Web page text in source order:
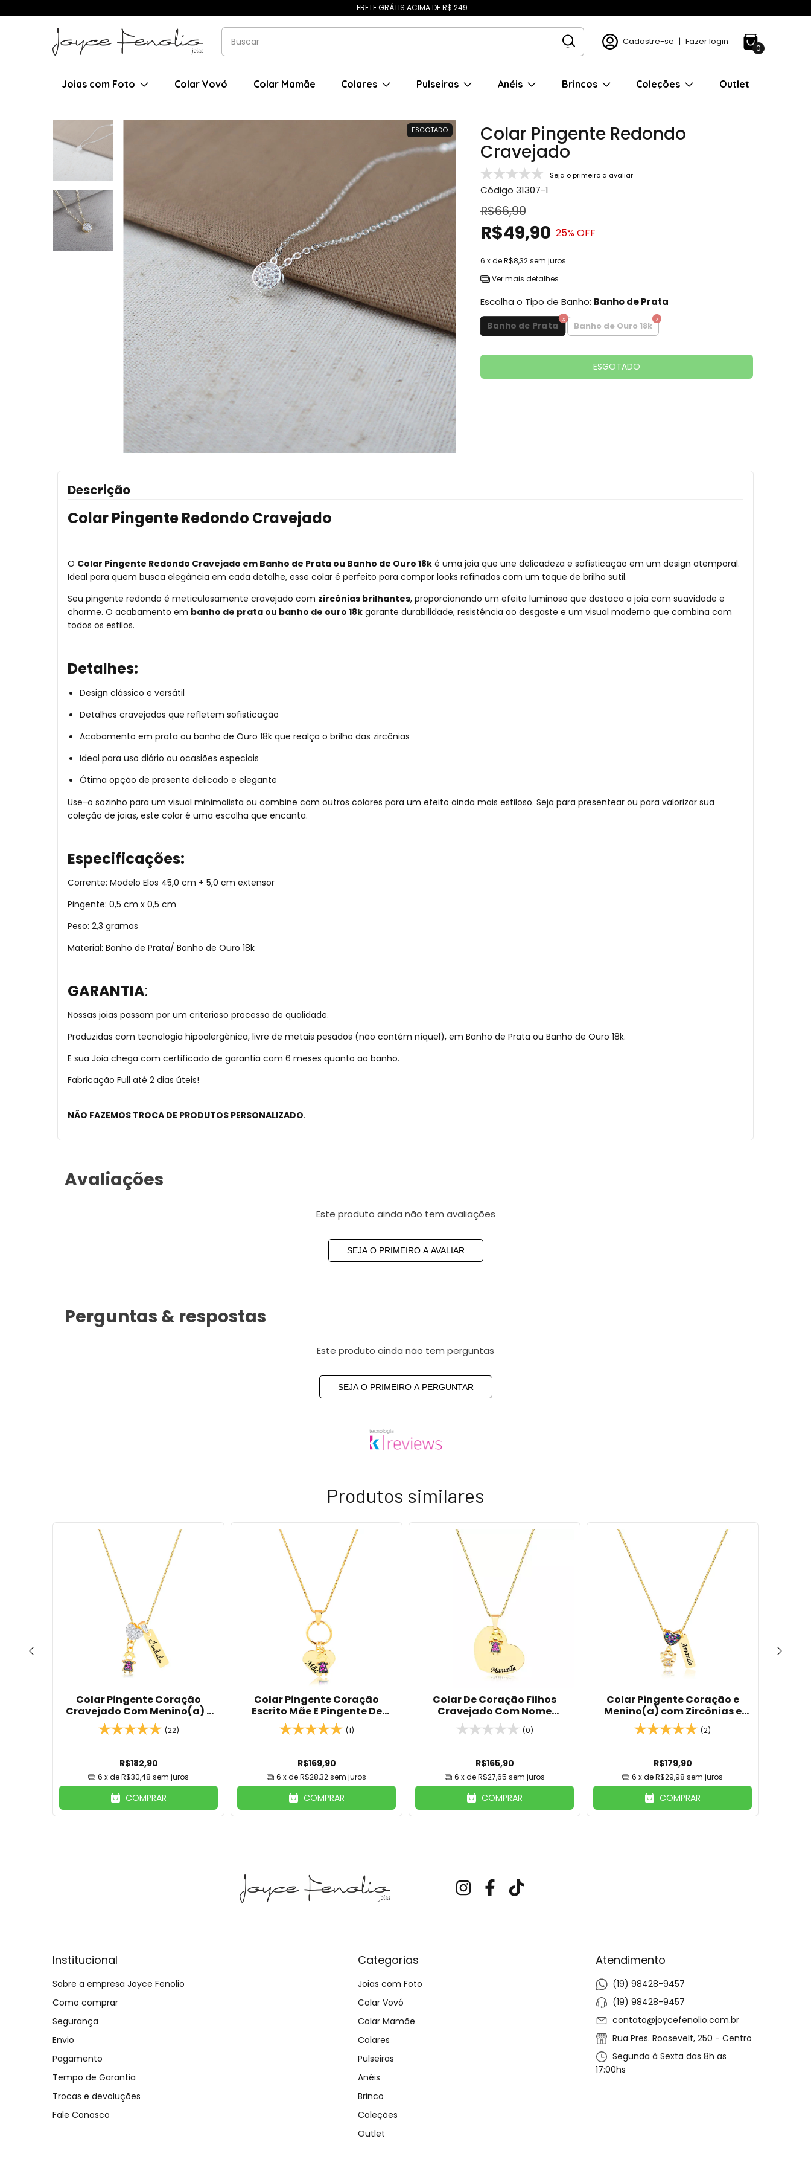
FRETE GRÁTIS ACIMA DE R$ 249
Cadastre-se | Fazer login
0
Joias com Foto Colar Vovó Colar Mamãe Colares Pulseiras Anéis Brincos Coleções Outlet
ESGOTADO Colar Pingente Redondo
Cravejado
Seja o primeiro a avaliar
Código 31307-1
R$66,90
R$49,90 25% OFF
6 x deR$8,32sem juros
Ver mais detalhes
Escolha o Tipo de Banho: Banho de Prata
Banho de Prata Banho de Ouro 18k
Descrição
Colar Pingente Redondo Cravejado
O Colar Pingente Redondo Cravejado em Banho de Prata ou Banho de Ouro 18k é uma joia que une delicadeza e sofisticação em um design atemporal.
Ideal para quem busca elegância em cada detalhe, esse colar é perfeito para compor looks refinados com um toque de brilho sutil.
Seu pingente redondo é meticulosamente cravejado com zircônias brilhantes, proporcionando um efeito luminoso que destaca a joia com suavidade e
charme. O acabamento em banho de prata ou banho de ouro 18k garante durabilidade, resistência ao desgaste e um visual moderno que combina com
todos os estilos.
Detalhes:
Design clássico e versátil
Detalhes cravejados que refletem sofisticação
Acabamento em prata ou banho de Ouro 18k que realça o brilho das zircônias
Ideal para uso diário ou ocasiões especiais
Ótima opção de presente delicado e elegante
Use-o sozinho para um visual minimalista ou combine com outros colares para um efeito ainda mais estiloso. Seja para presentear ou para valorizar sua
coleção de joias, este colar é uma escolha que encanta.
Especificações:
Corrente: Modelo Elos 45,0 cm + 5,0 cm extensor
Pingente: 0,5 cm x 0,5 cm
Peso: 2,3 gramas
Material: Banho de Prata/ Banho de Ouro 18k
GARANTIA:
Nossas joias passam por um criterioso processo de qualidade.
Produzidas com tecnologia hipoalergênica, livre de metais pesados (não contém níquel), em Banho de Prata ou Banho de Ouro 18k.
E sua Joia chega com certificado de garantia com 6 meses quanto ao banho.
Fabricação Full até 2 dias úteis!
NÃO FAZEMOS TROCA DE PRODUTOS PERSONALIZADO.
Avaliações
Este produto ainda não tem avaliações
SEJA O PRIMEIRO A AVALIAR
Perguntas & respostas
Este produto ainda não tem perguntas
SEJA O PRIMEIRO A PERGUNTAR
Produtos similares
Colar Pingente Coração
Cravejado Com Menino(a) E
Placa Com Nome Banhado Em
Ouro 18K (22)
R$182,90
6 x deR$30,48 sem juros
COMPRAR
Colar Pingente Coração
Escrito Mãe E Pingente De
Menino(a) Banhado Em Ouro
18k
(1)
R$169,90
6 x deR$28,32sem juros
COMPRAR
Colar De Coração Filhos
Cravejado Com Nome
Personalizado Banhado Em
Ouro 18K (0)
R$165,90
6 x deR$27,65 sem juros
COMPRAR
Colar Pingente Coração e
Menino(a) com Zircônias e
Placa com Nome Banhado Em
Ouro 18K (2)
R$179,90
6 x deR$29,98 sem juros
COMPRAR
Institucional
Sobre a empresa Joyce Fenolio
Como comprar
Segurança
Envio
Pagamento
Tempo de Garantia
Trocas e devoluções
Fale Conosco
Categorias
Joias com Foto
Colar Vovó
Colar Mamãe
Colares
Pulseiras
Anéis
Brinco
Coleções
Outlet
Atendimento
(19) 98428-9457
(19) 98428-9457
contato@joycefenolio.com.br
Rua Pres. Roosevelt, 250 - Centro
Segunda à Sexta das 8h as
17:00hs